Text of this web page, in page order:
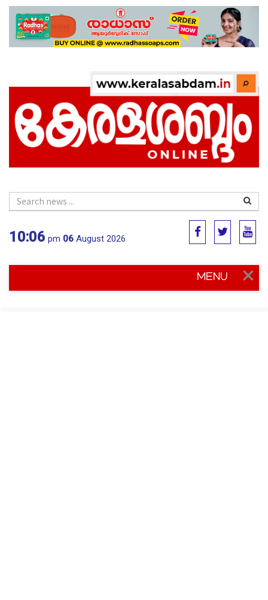
10:06 pm 06 August 2026
MENU